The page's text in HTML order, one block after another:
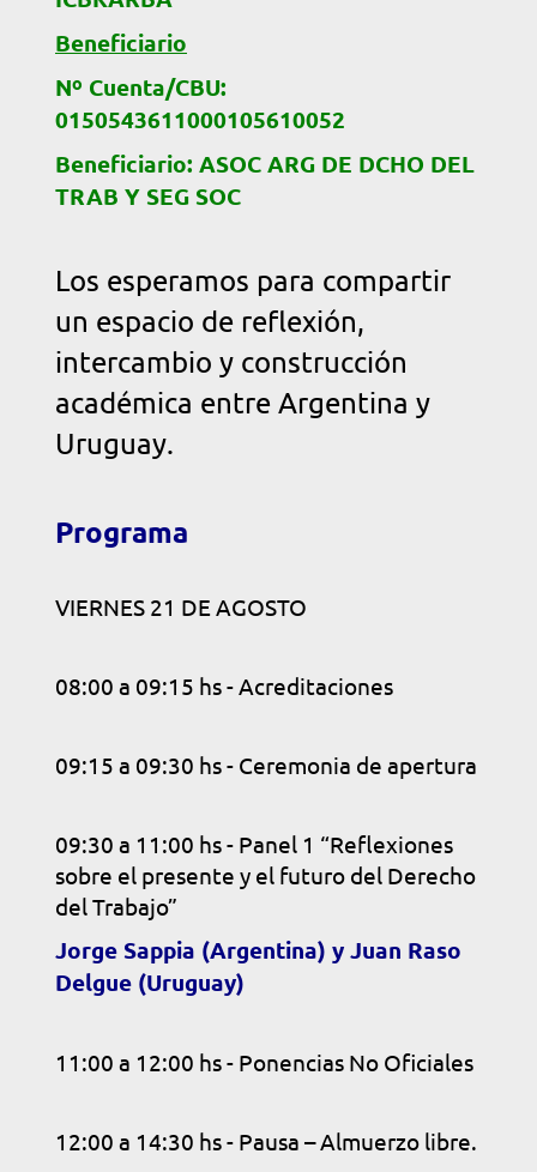
Beneficiario
Nº Cuenta/CBU:
0150543611000105610052
Beneficiario: ASOC ARG DE DCHO DEL
TRAB Y SEG SOC
Los esperamos para compartir
un espacio de reflexión,
intercambio y construcción
académica entre Argentina y
Uruguay.
Programa
VIERNES 21 DE AGOSTO
08:00 a 09:15 hs - Acreditaciones
09:15 a 09:30 hs - Ceremonia de apertura
09:30 a 11:00 hs - Panel 1 “Reflexiones
sobre el presente y el futuro del Derecho
del Trabajo”
Jorge Sappia (Argentina) y Juan Raso
Delgue (Uruguay)
11:00 a 12:00 hs - Ponencias No Oficiales
12:00 a 14:30 hs - Pausa – Almuerzo libre.